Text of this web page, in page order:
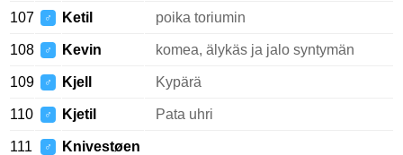
107 ♂ Ketil poika toriumin
108 ♂ Kevin komea, älykäs ja jalo syntymän
109 ♂ Kjell Kypärä
110 ♂ Kjetil Pata uhri
111 ♂ Knivestøen